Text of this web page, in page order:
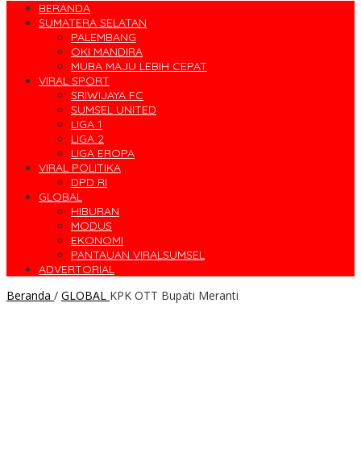
BERANDA
SUMATERA SELATAN
PALEMBANG
OKI MANDIRA
MUBA MAJU LEBIH CEPAT
VIRAL SPORT
SRIWIJAYA FC
SUMSEL UNITED
LIGA 1
LIGA 2
LIGA EROPA
VIRAL POLITIKA
DPD RI
GLOBAL
HIBURAN
MODUS
EKONOMI
PANTAUAN VIRALSUMSEL
ADVERTORIAL
Beranda / GLOBAL KPK OTT Bupati Meranti